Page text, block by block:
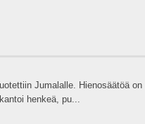
Jumalalle. Hienosäätöä on
henkeä, pu...